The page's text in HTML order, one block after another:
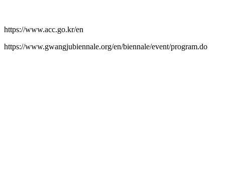
https://www.acc.go.kr/en
https://www.gwangjubiennale.org/en/biennale/event/program.do